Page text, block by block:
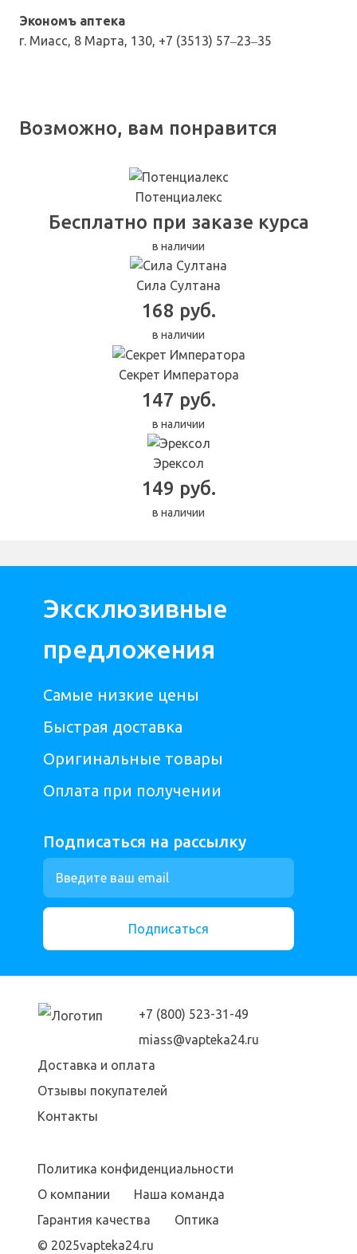
Экономъ аптека
г. Миасс, 8 Марта, 130, +7 (3513) 57‒23‒35
Возможно, вам понравится
Потенциалекс
Бесплатно при заказе курса
в наличии
Сила Султана
168 руб.
в наличии
Секрет Императора
147 руб.
в наличии
Эрексол
149 руб.
в наличии
Эксклюзивные
предложения
Самые низкие цены
Быстрая доставка
Оригинальные товары
Оплата при получении
Подписаться на рассылку
Подписаться
+7 (800) 523-31-49
miass@vapteka24.ru
Доставка и оплата
Отзывы покупателей
Контакты
Политика конфиденциальности
О компании
Наша команда
Гарантия качества
Оптика
© 2025vapteka24.ru